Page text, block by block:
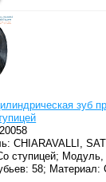
зуб
CHIARAVALLI,
ступицей; Модуль,
58; Материал: